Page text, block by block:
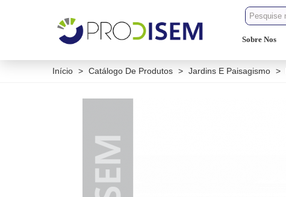
Sobre Nos
Início > Catálogo De Produtos > Jardins E Paisagismo >